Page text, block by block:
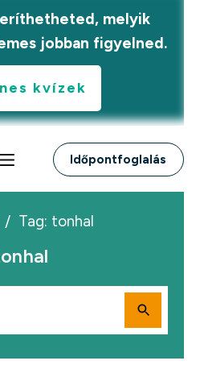
melyik
jobban figyelned.
kvízek
Időpontfoglalás
/ Tag: tonhal